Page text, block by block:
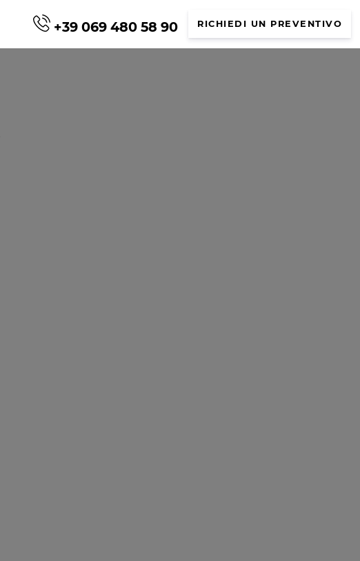
+39 069 480 58 90 RICHIEDI UN PREVENTIVO